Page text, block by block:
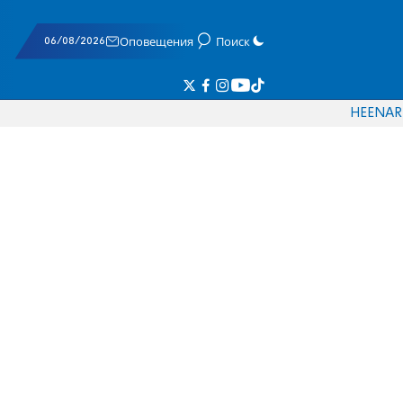
06/08/2026 Оповещения Поиск
HEENAR